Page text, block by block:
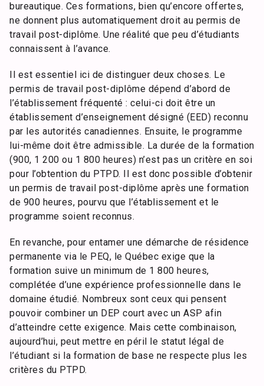
bureautique. Ces formations, bien qu’encore offertes,
ne donnent plus automatiquement droit au permis de
travail post-diplôme. Une réalité que peu d’étudiants
connaissent à l’avance.
Il est essentiel ici de distinguer deux choses. Le
permis de travail post-diplôme dépend d’abord de
l’établissement fréquenté : celui-ci doit être un
établissement d’enseignement désigné (EED) reconnu
par les autorités canadiennes. Ensuite, le programme
lui-même doit être admissible. La durée de la formation
(900, 1 200 ou 1 800 heures) n’est pas un critère en soi
pour l’obtention du PTPD. Il est donc possible d’obtenir
un permis de travail post-diplôme après une formation
de 900 heures, pourvu que l’établissement et le
programme soient reconnus.
En revanche, pour entamer une démarche de résidence
permanente via le PEQ, le Québec exige que la
formation suive un minimum de 1 800 heures,
complétée d’une expérience professionnelle dans le
domaine étudié. Nombreux sont ceux qui pensent
pouvoir combiner un DEP court avec un ASP afin
d’atteindre cette exigence. Mais cette combinaison,
aujourd’hui, peut mettre en péril le statut légal de
l’étudiant si la formation de base ne respecte plus les
critères du PTPD.